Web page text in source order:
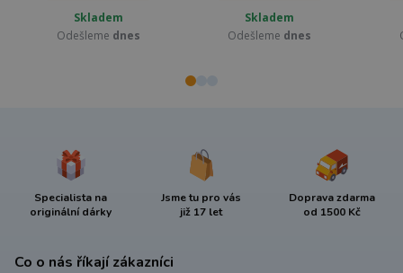
Skladem
Odešleme dnes
Skladem
Odešleme dnes
Specialista na
originální dárky
Jsme tu pro vás
již 17 let
Doprava zdarma
od 1500 Kč
Co o nás říkají zákazníci